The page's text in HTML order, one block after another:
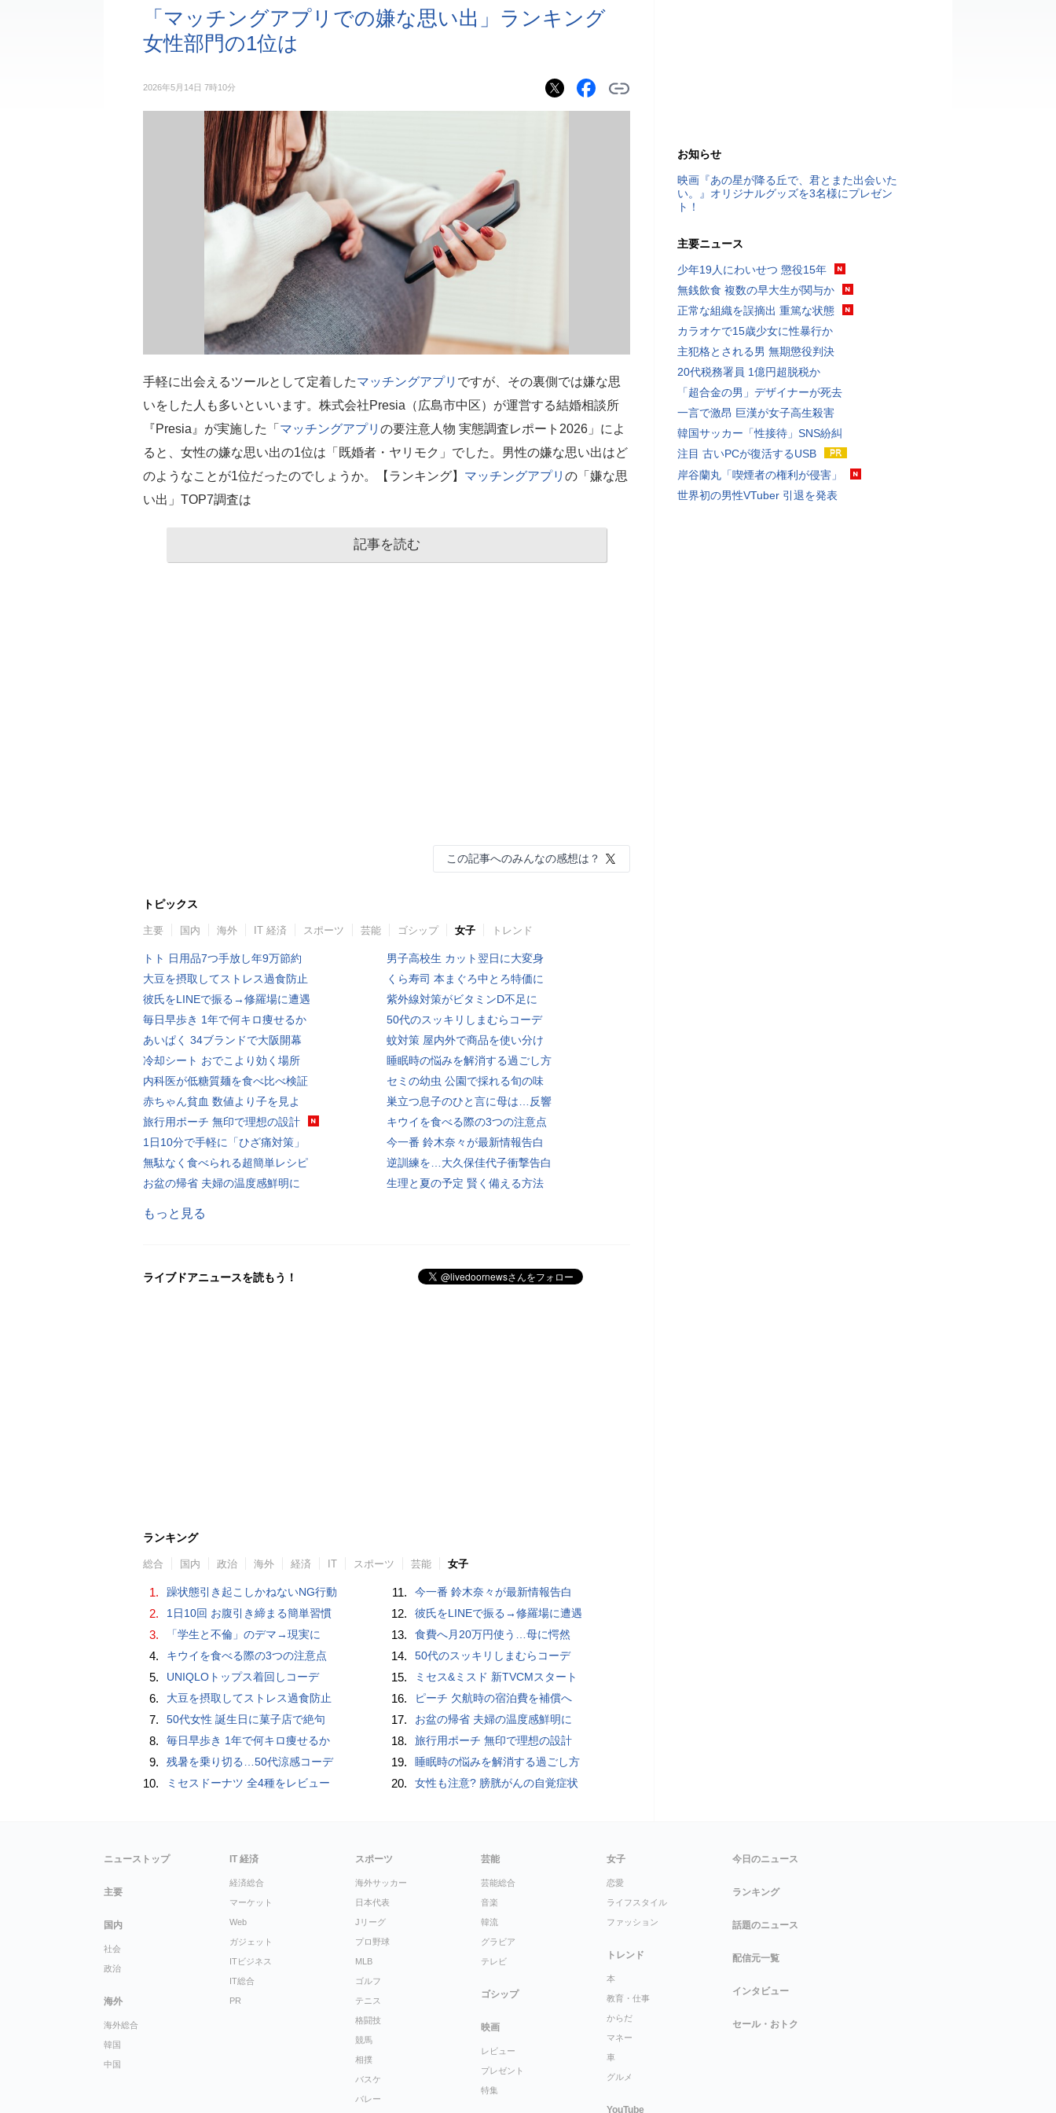
「マッチングアプリでの嫌な思い出」ランキング
女性部門の1位は
2026年5月14日 7時10分
手軽に出会えるツールとして定着したマッチングアプリ ですが、その裏側では嫌な思
いをした人も多いといいます。株式会社Presia（広島市中区）が運営する結婚相談所
『Presia』が実施した「 マッチングアプリ の要注意人物 実態調査レポート2026」によ
ると、女性の嫌な思い出の1位は「既婚者・ヤリモク」でした。男性の嫌な思い出はど
のようなことが1位だったのでしょうか。【ランキング】 マッチングアプリ の「嫌な思
い出」TOP7調査は
記事を読む
この記事へのみんなの感想は？
トピックス
主要 国内 海外 IT 経済 スポーツ 芸能 ゴシップ 女子 トレンド
トト 日用品7つ手放し年9万節約
大豆を摂取してストレス過食防止
彼氏をLINEで振る→修羅場に遭遇
毎日早歩き 1年で何キロ痩せるか
あいぱく 34ブランドで大阪開幕
冷却シート おでこより効く場所
内科医が低糖質麺を食べ比べ検証
赤ちゃん貧血 数値より子を見よ
旅行用ポーチ 無印で理想の設計
1日10分で手軽に「ひざ痛対策」
無駄なく食べられる超簡単レシピ
お盆の帰省 夫婦の温度感鮮明に
男子高校生 カット翌日に大変身
くら寿司 本まぐろ中とろ特価に
紫外線対策がビタミンD不足に
50代のスッキリしまむらコーデ
蚊対策 屋内外で商品を使い分け
睡眠時の悩みを解消する過ごし方
セミの幼虫 公園で採れる旬の味
巣立つ息子のひと言に母は…反響
キウイを食べる際の3つの注意点
今一番 鈴木奈々が最新情報告白
逆訓練を…大久保佳代子衝撃告白
生理と夏の予定 賢く備える方法
もっと見る
ライブドアニュースを読もう！
ランキング
総合 国内 政治 海外 経済 IT スポーツ 芸能 女子
1. 躁状態引き起こしかねないNG行動
2. 1日10回 お腹引き締まる簡単習慣
3. 「学生と不倫」のデマ→現実に
4. キウイを食べる際の3つの注意点
5. UNIQLOトップス着回しコーデ
6. 大豆を摂取してストレス過食防止
7. 50代女性 誕生日に菓子店で絶句
8. 毎日早歩き 1年で何キロ痩せるか
9. 残暑を乗り切る…50代涼感コーデ
10. ミセスドーナツ 全4種をレビュー
11. 今一番 鈴木奈々が最新情報告白
12. 彼氏をLINEで振る→修羅場に遭遇
13. 食費へ月20万円使う…母に愕然
14. 50代のスッキリしまむらコーデ
15. ミセス&ミスド 新TVCMスタート
16. ピーチ 欠航時の宿泊費を補償へ
17. お盆の帰省 夫婦の温度感鮮明に
18. 旅行用ポーチ 無印で理想の設計
19. 睡眠時の悩みを解消する過ごし方
20. 女性も注意? 膀胱がんの自覚症状
お知らせ
映画『あの星が降る丘で、君とまた出会いた
い。』オリジナルグッズを3名様にプレゼン
ト！
主要ニュース
少年19人にわいせつ 懲役15年
無銭飲食 複数の早大生が関与か
正常な組織を誤摘出 重篤な状態
カラオケで15歳少女に性暴行か
主犯格とされる男 無期懲役判決
20代税務署員 1億円超脱税か
「超合金の男」デザイナーが死去
一言で激昂 巨漢が女子高生殺害
韓国サッカー「性接待」SNS紛糾
注目 古いPCが復活するUSB
岸谷蘭丸「喫煙者の権利が侵害」
世界初の男性VTuber 引退を発表
ニューストップ
主要
国内
社会
政治
海外
海外総合
韓国
中国
IT 経済
経済総合
マーケット
Web
ガジェット
ITビジネス
IT総合
PR
スポーツ
海外サッカー
日本代表
Jリーグ
プロ野球
MLB
ゴルフ
テニス
格闘技
競馬
相撲
バスケ
バレー
芸能
芸能総合
音楽
韓流
グラビア
テレビ
ゴシップ
映画
レビュー
プレゼント
特集
女子
恋愛
ライフスタイル
ファッション
トレンド
本
教育・仕事
からだ
マネー
車
グルメ
YouTube
今日のニュース
ランキング
話題のニュース
配信元一覧
インタビュー
セール・おトク